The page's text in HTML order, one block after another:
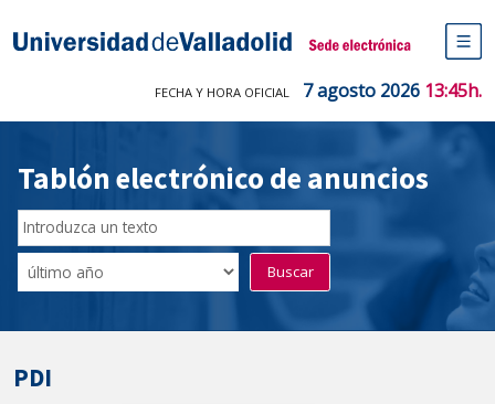
Sede electrónica Universidad de
de
FECHA Y HORA OFICIAL 7 agosto 2026 13:45h.
Tablón electrónico de anuncios
Buscador
del
Tablón
Filtro
de
Buscar
PDI